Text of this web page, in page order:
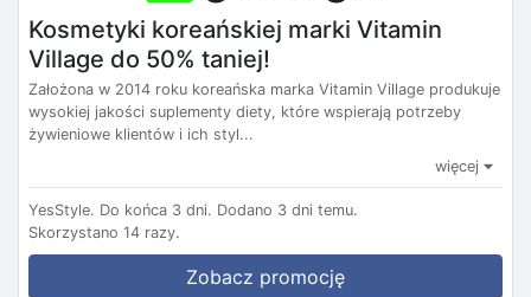
Kosmetyki koreańskiej marki Vitamin
Village do 50% taniej!
Założona w 2014 roku koreańska marka Vitamin Village produkuje
wysokiej jakości suplementy diety, które wspierają potrzeby
żywieniowe klientów i ich styl...
więcej
YesStyle. Do końca 3 dni. Dodano 3 dni temu.
Skorzystano 14 razy.
Zobacz promocję